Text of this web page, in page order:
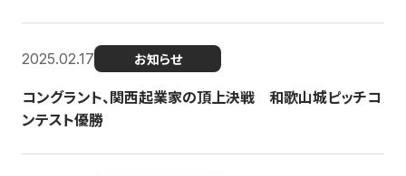
2025.02.17 お知らせ
コングラント、関西起業家の頂上決戦 和歌山城ピッチコ
ンテスト優勝